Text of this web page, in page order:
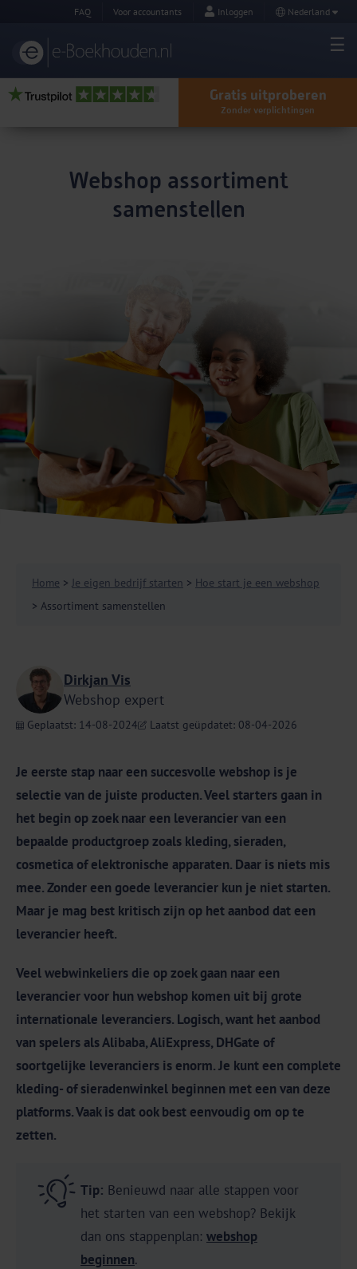
FAQ Voor accountants Inloggen Nederland
Gratis uitproberen
Zonder verplichtingen
Webshop assortiment
samenstellen
Home > Je eigen bedrijf starten > Hoe start je een webshop
> Assortiment samenstellen
Dirkjan Vis
Webshop expert
Geplaatst: 14-08-2024 Laatst geüpdatet: 08-04-2026
Je eerste stap naar een succesvolle webshop is je
selectie van de juiste producten. Veel starters gaan in
het begin op zoek naar een leverancier van een
bepaalde productgroep zoals kleding, sieraden,
cosmetica of elektronische apparaten. Daar is niets mis
mee. Zonder een goede leverancier kun je niet starten.
Maar je mag best kritisch zijn op het aanbod dat een
leverancier heeft.
Veel webwinkeliers die op zoek gaan naar een
leverancier voor hun webshop komen uit bij grote
internationale leveranciers. Logisch, want het aanbod
van spelers als Alibaba, AliExpress, DHGate of
soortgelijke leveranciers is enorm. Je kunt een complete
kleding- of sieradenwinkel beginnen met een van deze
platforms. Vaak is dat ook best eenvoudig om op te
zetten.
Tip: Benieuwd naar alle stappen voor
het starten van een webshop? Bekijk
dan ons stappenplan: webshop
beginnen.